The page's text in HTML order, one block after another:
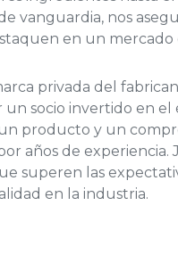
vanguardia, nos
en un
privada del
un socio invertido en el
producto y un
años de experiencia.
superen las
en la industria.